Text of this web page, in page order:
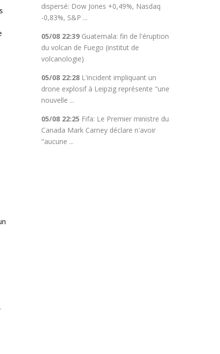
dispersé: Dow Jones +0,49%, Nasdaq
-0,83%, S&P ...
05/08 22:39 Guatemala: fin de l'éruption
du volcan de Fuego (institut de
volcanologie)
05/08 22:28 L'incident impliquant un
drone explosif à Leipzig représente "une
nouvelle ...
05/08 22:25 Fifa: Le Premier ministre du
Canada Mark Carney déclare n'avoir
"aucune ...